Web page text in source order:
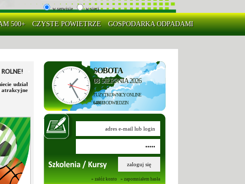
w serwisie w sieci
500+ CZYSTE POWIETRZE GOSPODARKA ODPADAMI
udział
atrakcyjne
SOBOTA
08SIERPNIA 2026
7UŻYTKOWNICY ONLINE
648033ODWIEDZIN
» załóż konto » zapomniałem hasła